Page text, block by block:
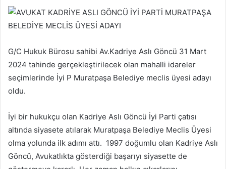
G/C Hukuk Bürosu sahibi Av.Kadriye Aslı Göncü 31 Mart
2024 tahinde gerçekleştirilecek olan mahalli idareler
seçimlerinde İyi P Muratpaşa Belediye meclis üyesi adayı
oldu.
İyi bir hukukçu olan Kadriye Aslı Göncü İyi Parti çatısı
altında siyasete atılarak Muratpaşa Belediye Meclis Üyesi
olma yolunda ilk adımı attı. 1997 doğumlu olan Kadriye Aslı
Göncü, Avukatlıkta gösterdiği başarıyı siyasette de